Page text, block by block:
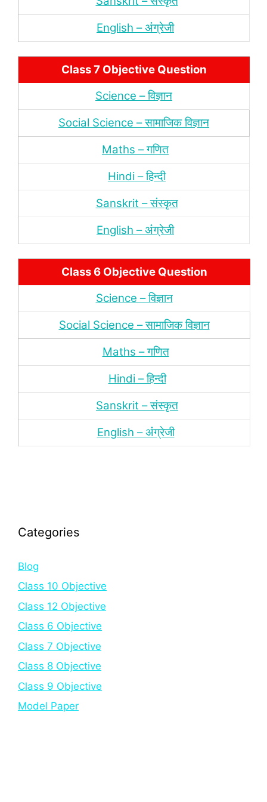
English – अंंग्रेजी
Class 7 Objective Question
Science – विज्ञान
Social Science – सामाजिक विज्ञान
Maths – गणित
Hindi – हिन्‍दी
Sanskrit – संस्‍कृत
English – अंंग्रेजी
Class 6 Objective Question
Science – विज्ञान
Social Science – सामाजिक विज्ञान
Maths – गणित
Hindi – हिन्‍दी
Sanskrit – संस्‍कृत
English – अंंग्रेजी
Categories
Blog
Class 10 Objective
Class 12 Objective
Class 6 Objective
Class 7 Objective
Class 8 Objective
Class 9 Objective
Model Paper